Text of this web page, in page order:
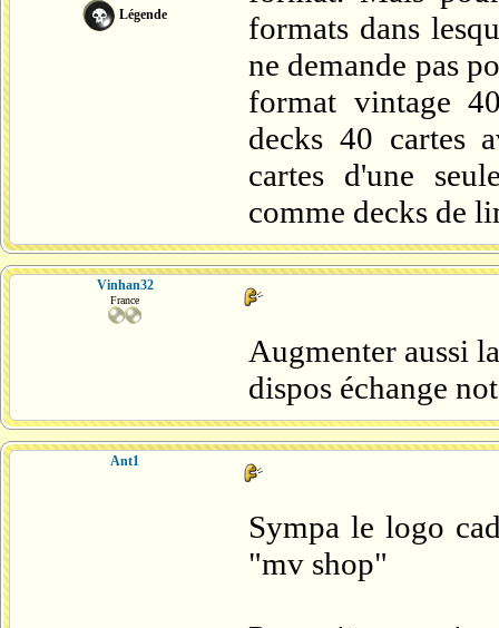
Légende
formats dans
ne demande pas
format vintage
decks 40 cartes
cartes d'une
comme decks de
Vinhan32
France
Augmenter aussi
dispos échange
Ant1
Sympa le logo
"mv shop"